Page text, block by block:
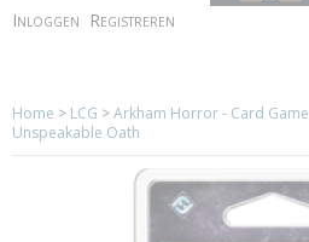
Inloggen Registreren
Home > LCG >Arkham Horror - Card Game
Unspeakable Oath